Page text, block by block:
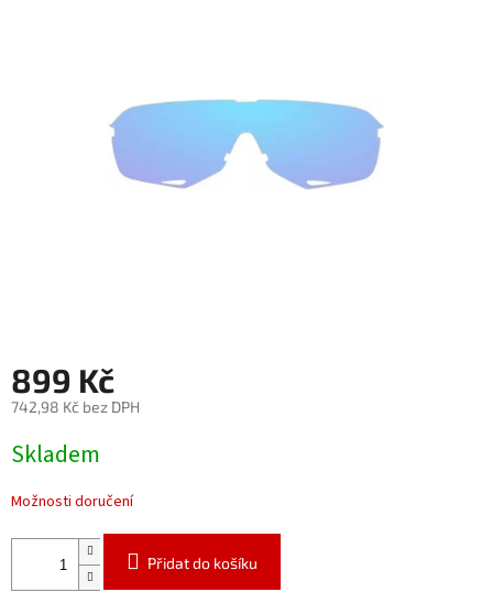
899 Kč
742,98 Kč bez DPH
cena:
Skladem
Možnosti doručení
Přidat do košíku